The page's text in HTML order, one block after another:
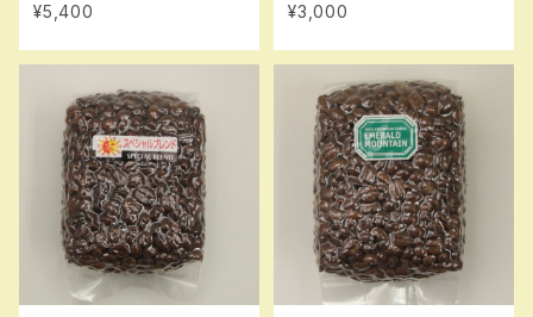
¥5,400 ¥3,000